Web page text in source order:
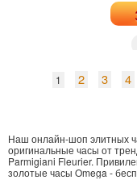
1 2 3 4
Наш онлайн-шоп элитных
оригинальные часы от
Parmigiani Fleurier.
золотые часы Omega -